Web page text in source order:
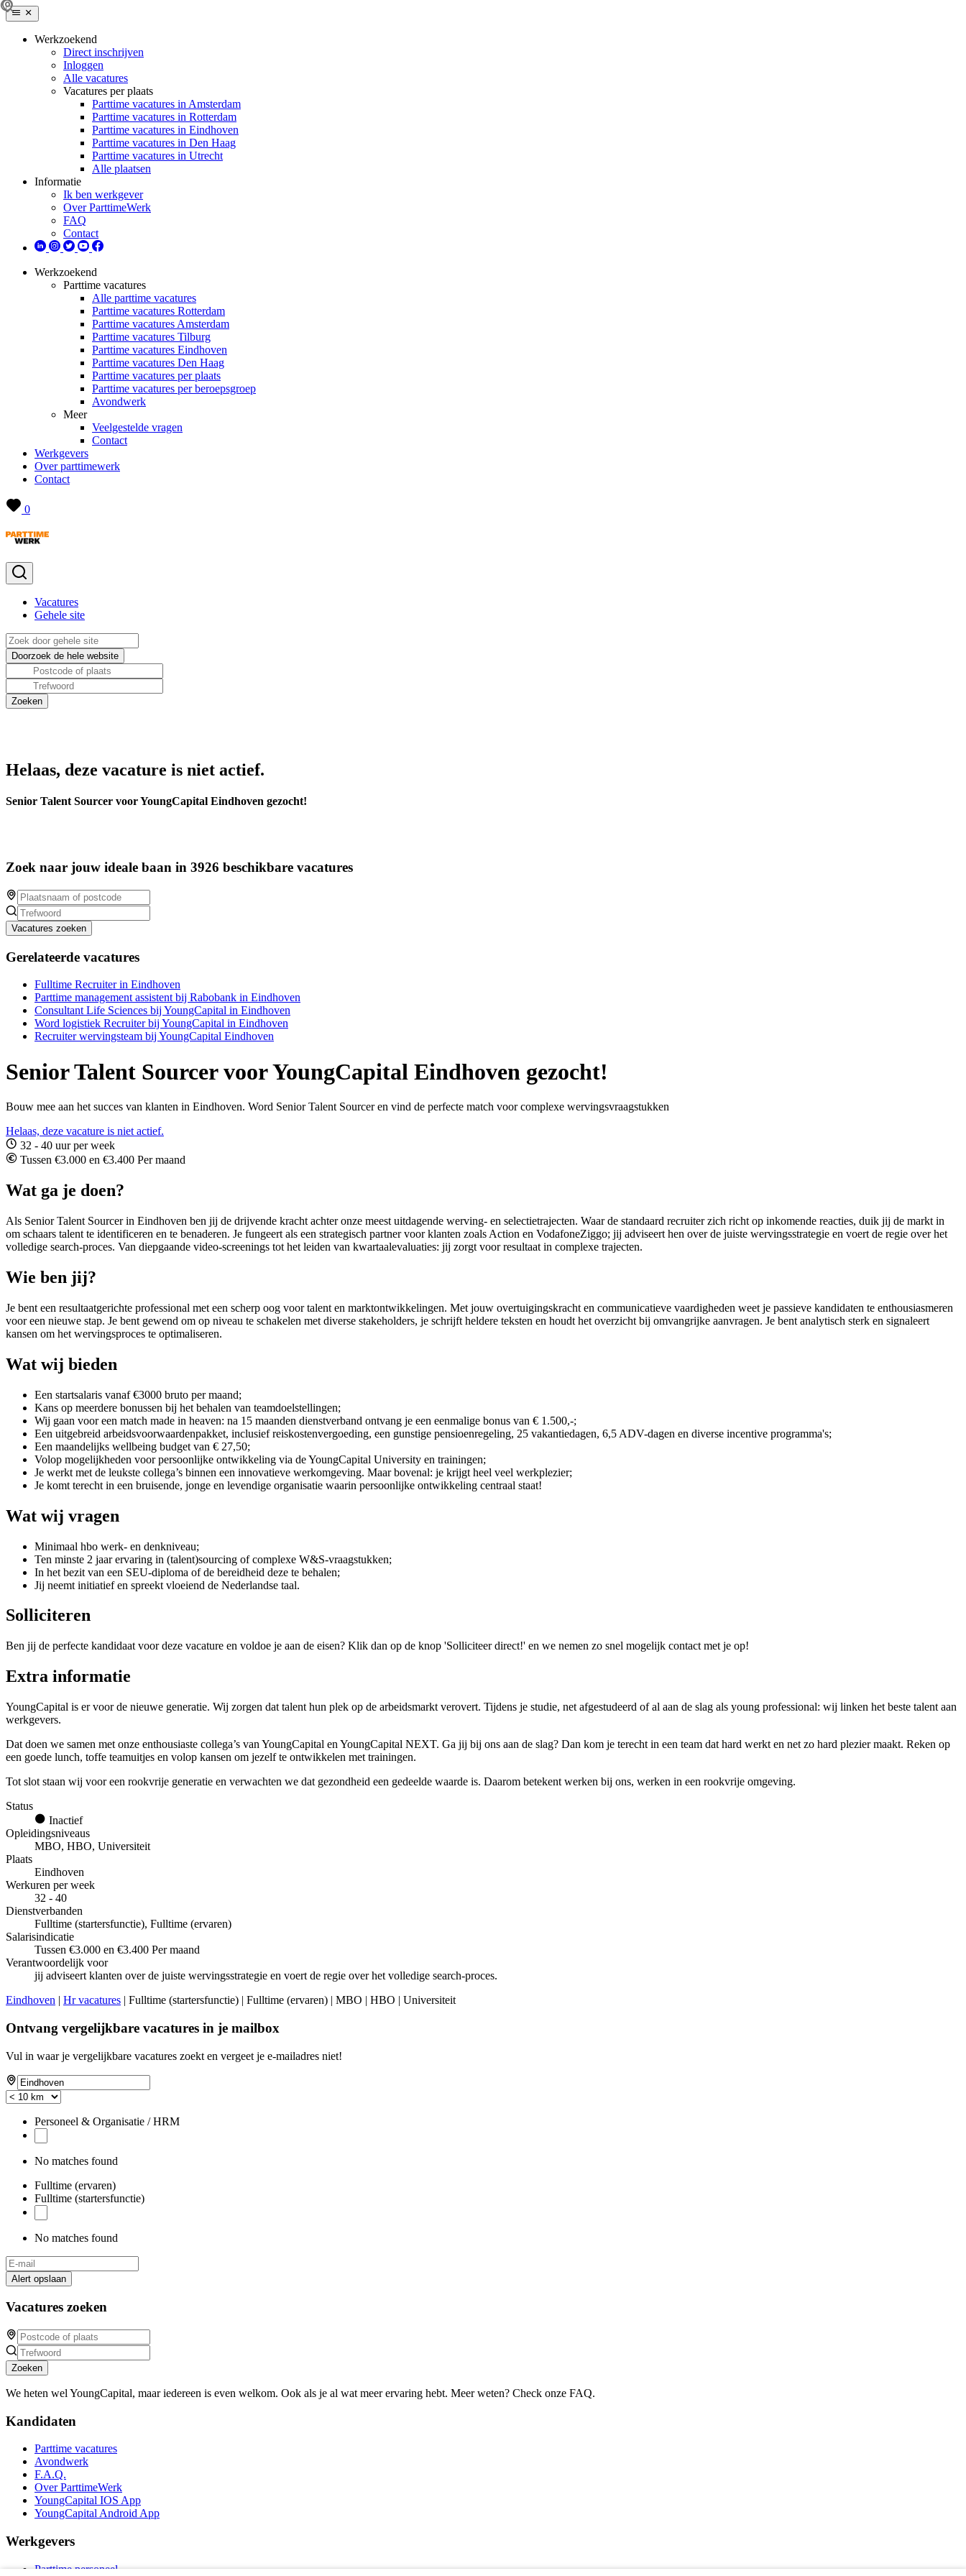
Werkzoekend
Direct inschrijven
Inloggen
Alle vacatures
Vacatures per plaats
Parttime vacatures in Amsterdam
Parttime vacatures in Rotterdam
Parttime vacatures in Eindhoven
Parttime vacatures in Den Haag
Parttime vacatures in Utrecht
Alle plaatsen
Informatie
Ik ben werkgever
Over ParttimeWerk
FAQ
Contact
Werkzoekend
Parttime vacatures
Alle parttime vacatures
Parttime vacatures Rotterdam
Parttime vacatures Amsterdam
Parttime vacatures Tilburg
Parttime vacatures Eindhoven
Parttime vacatures Den Haag
Parttime vacatures per plaats
Parttime vacatures per beroepsgroep
Avondwerk
Meer
Veelgestelde vragen
Contact
Werkgevers
Over parttimewerk
Contact
0
Vacatures
Gehele site
Helaas, deze vacature is niet actief.
Senior Talent Sourcer voor YoungCapital Eindhoven gezocht!
Zoek naar jouw ideale baan in 3926 beschikbare vacatures
Vacatures zoeken
Gerelateerde vacatures
Fulltime Recruiter in Eindhoven
Parttime management assistent bij Rabobank in Eindhoven
Consultant Life Sciences bij YoungCapital in Eindhoven
Word logistiek Recruiter bij YoungCapital in Eindhoven
Recruiter wervingsteam bij YoungCapital Eindhoven
Senior Talent Sourcer voor YoungCapital Eindhoven gezocht!
Bouw mee aan het succes van klanten in Eindhoven. Word Senior Talent Sourcer en vind de perfecte match voor complexe wervingsvraagstukken
Helaas, deze vacature is niet actief.
32 - 40 uur per week
Tussen €3.000 en €3.400 Per maand
Wat ga je doen?
Als Senior Talent Sourcer in Eindhoven ben jij de drijvende kracht achter onze meest uitdagende werving- en selectietrajecten. Waar de standaard recruiter zich richt op inkomende reacties, duik jij de markt in
om schaars talent te identificeren en te benaderen. Je fungeert als een strategisch partner voor klanten zoals Action en VodafoneZiggo; jij adviseert hen over de juiste wervingsstrategie en voert de regie over het
volledige search-proces. Van diepgaande video-screenings tot het leiden van kwartaalevaluaties: jij zorgt voor resultaat in complexe trajecten.
Wie ben jij?
Je bent een resultaatgerichte professional met een scherp oog voor talent en marktontwikkelingen. Met jouw overtuigingskracht en communicatieve vaardigheden weet je passieve kandidaten te enthousiasmeren
voor een nieuwe stap. Je bent gewend om op niveau te schakelen met diverse stakeholders, je schrijft heldere teksten en houdt het overzicht bij omvangrijke aanvragen. Je bent analytisch sterk en signaleert
kansen om het wervingsproces te optimaliseren.
Wat wij bieden
Een startsalaris vanaf €3000 bruto per maand;
Kans op meerdere bonussen bij het behalen van teamdoelstellingen;
Wij gaan voor een match made in heaven: na 15 maanden dienstverband ontvang je een eenmalige bonus van € 1.500,-;
Een uitgebreid arbeidsvoorwaardenpakket, inclusief reiskostenvergoeding, een gunstige pensioenregeling, 25 vakantiedagen, 6,5 ADV-dagen en diverse incentive programma's;
Een maandelijks wellbeing budget van € 27,50;
Volop mogelijkheden voor persoonlijke ontwikkeling via de YoungCapital University en trainingen;
Je werkt met de leukste collega’s binnen een innovatieve werkomgeving. Maar bovenal: je krijgt heel veel werkplezier;
Je komt terecht in een bruisende, jonge en levendige organisatie waarin persoonlijke ontwikkeling centraal staat!
Wat wij vragen
Minimaal hbo werk- en denkniveau;
Ten minste 2 jaar ervaring in (talent)sourcing of complexe W&S-vraagstukken;
In het bezit van een SEU-diploma of de bereidheid deze te behalen;
Jij neemt initiatief en spreekt vloeiend de Nederlandse taal.
Solliciteren
Ben jij de perfecte kandidaat voor deze vacature en voldoe je aan de eisen? Klik dan op de knop 'Solliciteer direct!' en we nemen zo snel mogelijk contact met je op!
Extra informatie
YoungCapital is er voor de nieuwe generatie. Wij zorgen dat talent hun plek op de arbeidsmarkt verovert. Tijdens je studie, net afgestudeerd of al aan de slag als young professional: wij linken het beste talent aan
werkgevers.
Dat doen we samen met onze enthousiaste collega’s van YoungCapital en YoungCapital NEXT. Ga jij bij ons aan de slag? Dan kom je terecht in een team dat hard werkt en net zo hard plezier maakt. Reken op
een goede lunch, toffe teamuitjes en volop kansen om jezelf te ontwikkelen met trainingen.
Tot slot staan wij voor een rookvrije generatie en verwachten we dat gezondheid een gedeelde waarde is. Daarom betekent werken bij ons, werken in een rookvrije omgeving.
Status
Inactief
Opleidingsniveaus
MBO, HBO, Universiteit
Plaats
Eindhoven
Werkuren per week
32 - 40
Dienstverbanden
Fulltime (startersfunctie), Fulltime (ervaren)
Salarisindicatie
Tussen €3.000 en €3.400 Per maand
Verantwoordelijk voor
jij adviseert klanten over de juiste wervingsstrategie en voert de regie over het volledige search-proces.
Eindhoven | Hr vacatures | Fulltime (startersfunctie) | Fulltime (ervaren) | MBO | HBO | Universiteit
Ontvang vergelijkbare vacatures in je mailbox
Vul in waar je vergelijkbare vacatures zoekt en vergeet je e-mailadres niet!
Personeel & Organisatie / HRM
No matches found
Fulltime (ervaren)
Fulltime (startersfunctie)
No matches found
Alert opslaan
Vacatures zoeken
Zoeken
We heten wel YoungCapital, maar iedereen is even welkom. Ook als je al wat meer ervaring hebt. Meer weten? Check onze FAQ.
Kandidaten
Parttime vacatures
Avondwerk
F.A.Q.
Over ParttimeWerk
YoungCapital IOS App
YoungCapital Android App
Werkgevers
Parttime personeel